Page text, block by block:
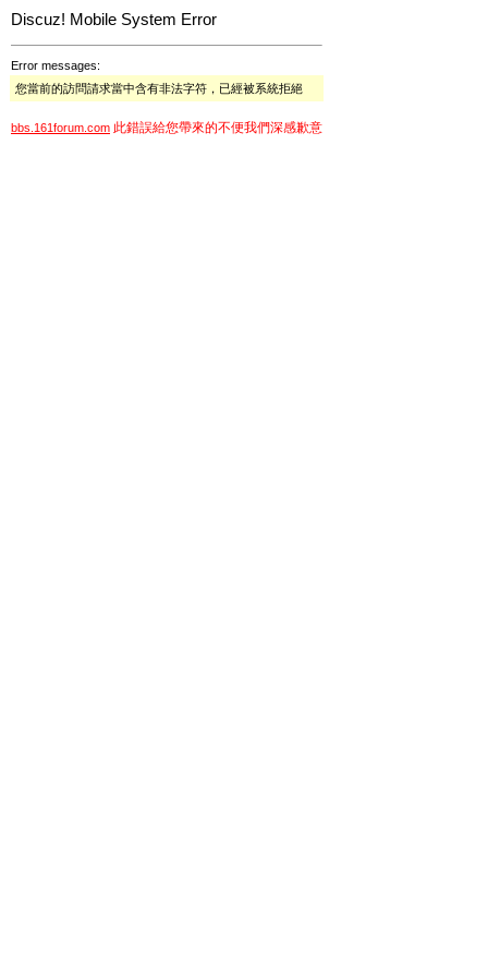
Discuz! Mobile System Error
Error messages:
您當前的訪問請求當中含有非法字符，已經被系統拒絕
bbs.161forum.com 此錯誤給您帶來的不便我們深感歉意